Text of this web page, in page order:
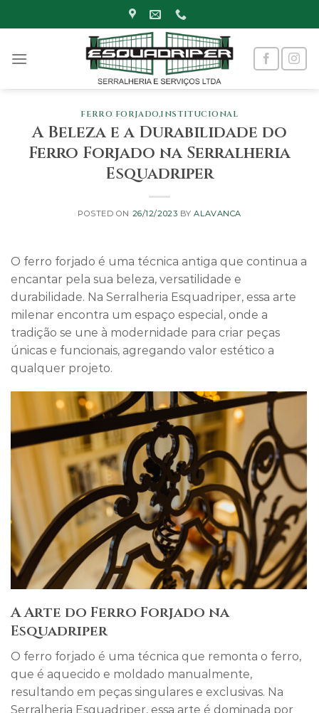
to
FERRO FORJADO,INSTITUCIONAL
A Beleza e a Durabilidade do
Ferro Forjado na Serralheria
Esquadriper
POSTED ON 26/12/2023 BYALAVANCA
O ferro forjado é uma técnica antiga que continua a
encantar pela sua beleza, versatilidade e
durabilidade. Na Serralheria Esquadriper, essa arte
milenar encontra um espaço especial, onde a
tradição se une à modernidade para criar peças
únicas e funcionais, agregando valor estético a
qualquer projeto.
A Arte do Ferro Forjado na
Esquadriper
O ferro forjado é uma técnica que remonta o ferro,
que é aquecido e moldado manualmente,
resultando em peças singulares e exclusivas. Na
Serralheria Esquadriper, essa arte é dominada por